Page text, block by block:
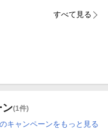
すべて見る
ン(1件)
キャンペーンをもっと見る